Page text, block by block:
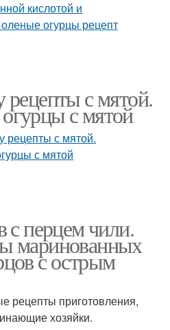
Огурцы с яблочным
уксусом
с мятой.
с мятой
с перцем чили.
маринованных
с острым
рецепты приготовления,
хозяйки.